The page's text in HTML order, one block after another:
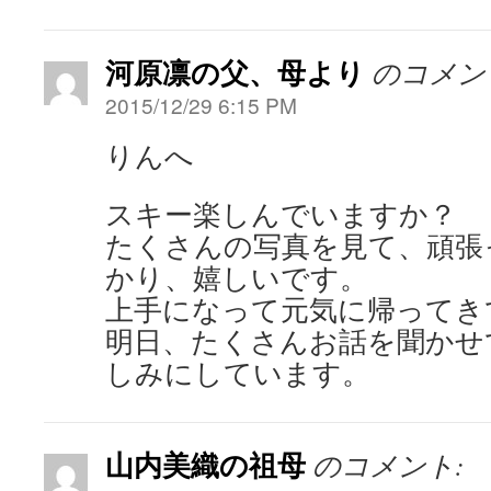
河原凛の父、母より のコメ
2015/12/29 6:15 PM
りんへ
スキー楽しんでいますか？
たくさんの写真を見て、頑
かり、嬉しいです。
上手になって元気に帰って
明日、たくさんお話を聞か
しみにしています。
山内美織の祖母 のコメント: